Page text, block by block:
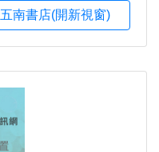
五南書店(開新視窗)